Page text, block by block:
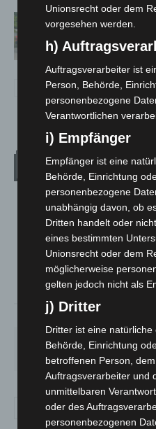
Region
Kreuz
LANGENHAGEN
Klarer Himmel
SA.
27°
SO.
34°
Unionsrecht oder dem
vorgesehen werden.
h)
Auftragsverarbeiter ist
Person, Behörde,
personenbezogene
Verantwortlichen
i) Empfänger
Empfänger ist eine
Behörde, Einrichtung
personenbezogene
unabhängig davon, ob
Dritten handelt oder
eines bestimmten
Unionsrecht oder dem
möglicherweise
gelten jedoch nicht als
j) Dritter
Dritter ist eine
Behörde, Einrichtung
betroffenen Person,
Auftragsverarbeiter und
unmittelbaren
oder des
personenbezogenen